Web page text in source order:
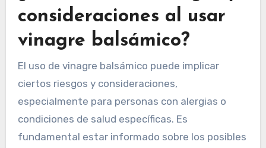
consideraciones al usar
vinagre balsámico?
El uso de vinagre balsámico puede implicar
ciertos riesgos y consideraciones,
especialmente para personas con alergias o
condiciones de salud específicas. Es
fundamental estar informado sobre los posibles